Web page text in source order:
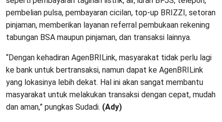
pembelian pulsa, pembayaran cicilan, top-up BRIZZI, setoran
pinjaman, memberikan layanan referral pembukaan rekening
tabungan BSA maupun pinjaman, dan transaksi lainnya.
“Dengan kehadiran AgenBRILink, masyarakat tidak perlu lagi
ke bank untuk bertransaksi, namun dapat ke AgenBRILink
yang lokasinya lebih dekat. Hal ini akan sangat membantu
masyarakat untuk melakukan transaksi dengan cepat, mudah
dan aman,” pungkas Sudadi. (Ady)